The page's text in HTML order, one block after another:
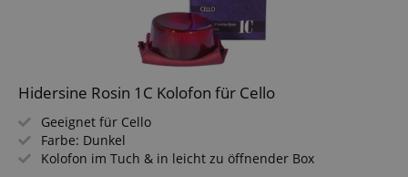
Hidersine Rosin 1C Kolofon für Cello
Geeignet für Cello
Farbe: Dunkel
Kolofon im Tuch & in leicht zu öffnender Box